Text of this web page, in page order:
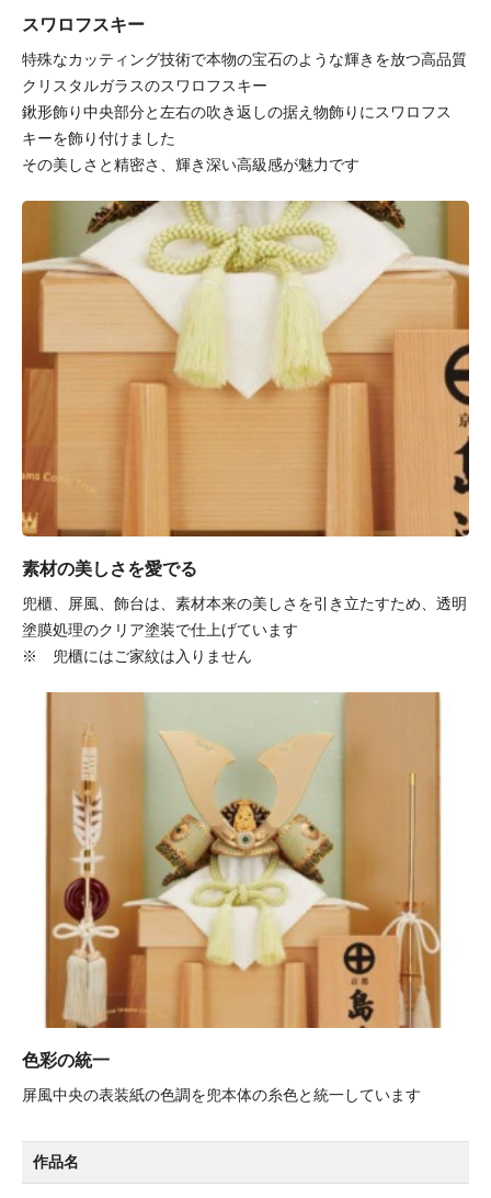
スワロフスキー
特殊なカッティング技術で本物の宝石のような輝きを放つ高品質
クリスタルガラスのスワロフスキー
鍬形飾り中央部分と左右の吹き返しの据え物飾りにスワロフス
キーを飾り付けました
その美しさと精密さ、輝き深い高級感が魅力です
素材の美しさを愛でる
兜櫃、屏風、飾台は、素材本来の美しさを引き立たすため、透明
塗膜処理のクリア塗装で仕上げています
※ 兜櫃にはご家紋は入りません
色彩の統一
屏風中央の表装紙の色調を兜本体の糸色と統一しています
作品名